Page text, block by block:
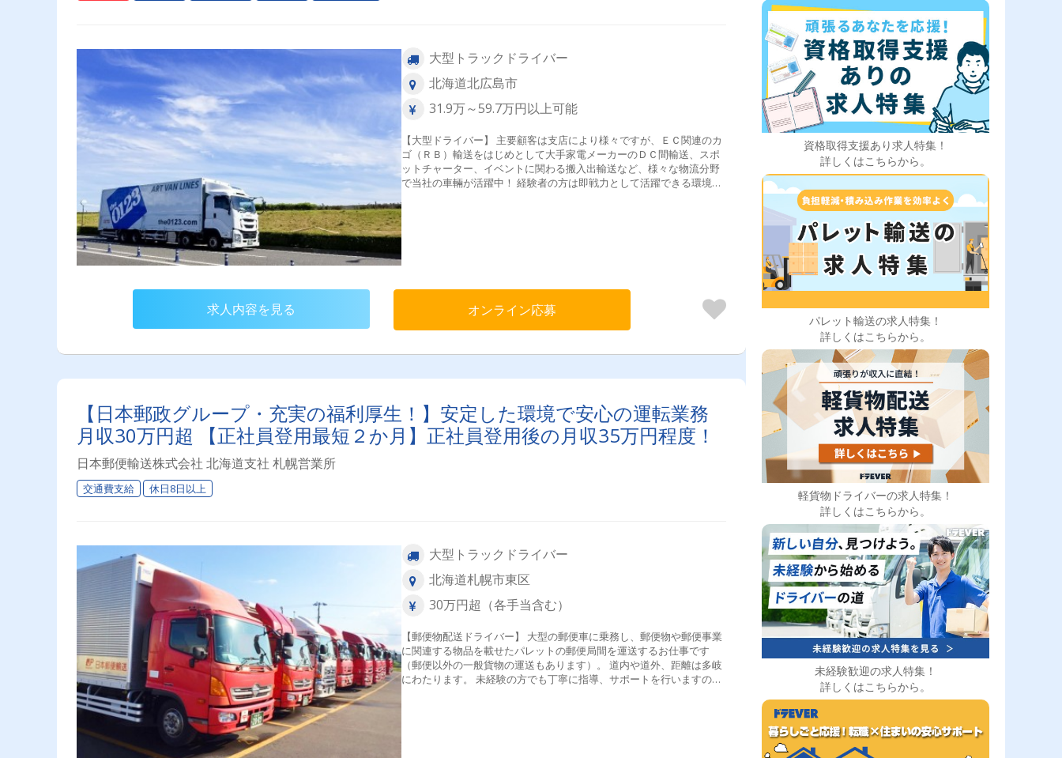
大型トラックドライバー
北海道北広島市
31.9万～59.7万円以上可能
【大型ドライバー】 主要顧客は支店により様々ですが、ＥＣ関連のカ
ゴ（ＲＢ）輸送をはじめとして大手家電メーカーのＤＣ間輸送、スポ
ットチャーター、イベントに関わる搬入出輸送など、様々な物流分野
で当社の車輛が活躍中！ 経験者の方は即戦力として活躍できる環境を
行って参ります。 ＼ポイント／ ★ゆとりのある配車スケジュールを組
んでいます。 ★カゴ/パレットを用いた輸送スタイルへの移行を進め
ています。 ★豊富な案件がございますので、希望、スキル、経験に応
じてお任せできます。 ★配送先が初めての場所でも先輩・内勤者がサ
ポートするので安心してください。
求人内容を見る オンライン応募
【日本郵政グループ・充実の福利厚生！】安定した環境で安心の運転業務
月収30万円超 【正社員登用最短２か月】正社員登用後の月収35万円程度！
日本郵便輸送株式会社 北海道支社 札幌営業所
交通費支給 休日8日以上
大型トラックドライバー
北海道札幌市東区
30万円超（各手当含む）
【郵便物配送ドライバー】 大型の郵便車に乗務し、郵便物や郵便事業
に関連する物品を載せたパレットの郵便局間を運送するお仕事です
（郵便以外の一般貨物の運送もあります）。 道内や道外、距離は多岐
にわたります。 未経験の方でも丁寧に指導、サポートを行いますの
資格取得支援あり求人特集！
詳しくはこちらから。
パレット輸送の求人特集！
詳しくはこちらから。
軽貨物ドライバーの求人特集！
詳しくはこちらから。
未経験歓迎の求人特集！
詳しくはこちらから。